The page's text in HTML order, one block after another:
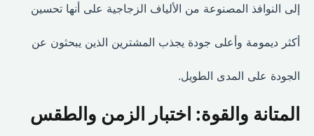
إلى النوافذ المصنوعة من الألياف الزجاجية على أنها تحسين
أكثر ديمومة وأعلى جودة يجذب المشترين الذين يبحثون عن
الجودة على المدى الطويل.
المتانة والقوة: اختبار الزمن والطقس